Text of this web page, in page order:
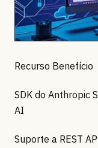
Recurso Benefício
SDK do Anthropic
AI
Suporte a REST